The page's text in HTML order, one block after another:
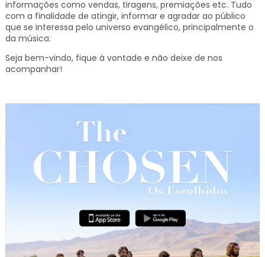
informações como vendas, tiragens, premiações etc. Tudo
com a finalidade de atingir, informar e agradar ao público
que se interessa pelo universo evangélico, principalmente o
da música.
Seja bem-vindo, fique à vontade e não deixe de nos
acompanhar!